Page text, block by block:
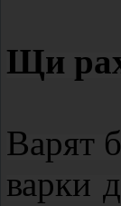
Щи
Варят
варки